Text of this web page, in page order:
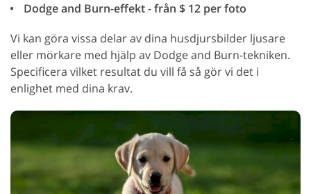
Dodge and Burn-effekt - från $ 12 per foto
Vi kan göra vissa delar av dina husdjursbilder ljusare
eller mörkare med hjälp av Dodge and Burn-tekniken.
Specificera vilket resultat du vill få så gör vi det i
enlighet med dina krav.